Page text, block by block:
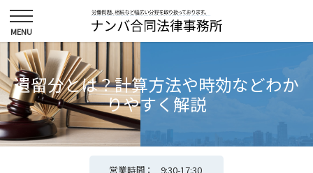
遺留分とは？計算方法や時効などわか
りやすく解説
営業時間
9:30-17:30